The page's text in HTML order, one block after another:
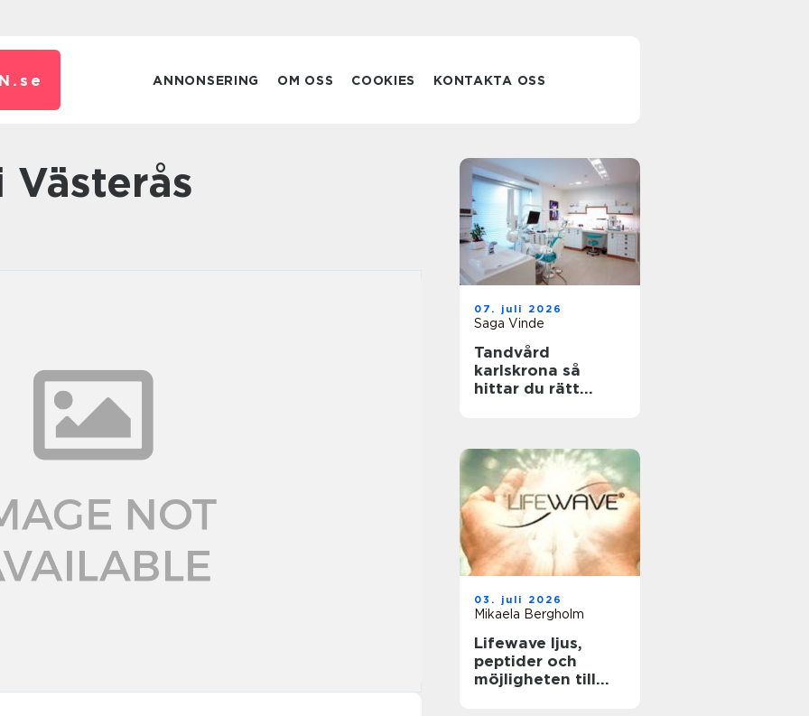
se ANNONSERING OM OSS COOKIES KONTAKTA OSS
Västerås
07. juli 2026
Saga Vinde
Tandvård
karlskrona så
hittar du rätt
03. juli 2026
Mikaela Bergholm
Lifewave ljus,
peptider och
möjligheten till